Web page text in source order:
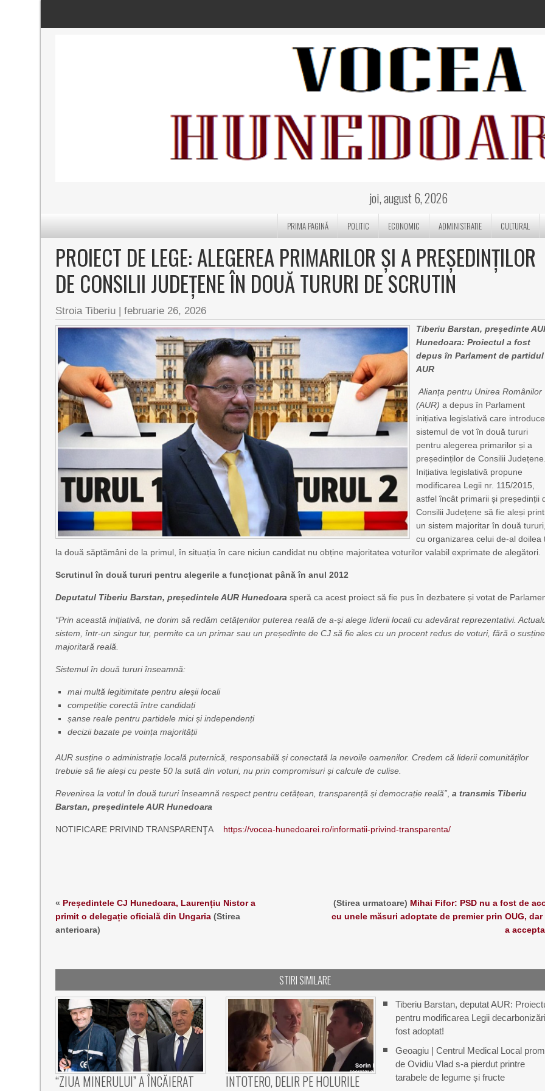
joi, august 6, 2026
PRIMA PAGINĂ POLITIC ECONOMIC ADMINISTRATIE CULTURAL
PROIECT DE LEGE: ALEGEREA PRIMARILOR ȘI A PREȘEDINȚILOR
DE CONSILII JUDEȚENE ÎN DOUĂ TURURI DE SCRUTIN
Stroia Tiberiu |februarie 26, 2026
Tiberiu Barstan, președinte
Hunedoara: Proiectul a fost
depus în Parlament de partidul
AUR
Alianța pentru Unirea Românilor
(AUR) a depus în Parlament
inițiativa legislativă care introduce
sistemul de vot în două tururi
pentru alegerea primarilor și a
președinților de Consilii Județene.
Inițiativa legislativă propune
modificarea Legii nr. 115/2015,
astfel încât primarii și președinții
Consilii Județene să fie aleși
un sistem majoritar în două tururi,
cu organizarea celui de-al doilea
la două săptămâni de la primul, în situația în care niciun candidat nu obține majoritatea voturilor valabil exprimate de alegători.
Scrutinul în două tururi pentru alegerile a funcționat până în anul 2012
Deputatul Tiberiu Barstan, președintele AUR Hunedoara speră ca acest proiect să fie pus în dezbatere și votat de
“Prin această inițiativă, ne dorim să redăm cetățenilor puterea reală de a-și alege liderii locali cu adevărat reprezentativi.
sistem, într-un singur tur, permite ca un primar sau un președinte de CJ să fie ales cu un procent redus de voturi, fără o
majoritară reală.
Sistemul în două tururi înseamnă:
mai multă legitimitate pentru aleșii locali
competiție corectă între candidați
șanse reale pentru partidele mici și independenți
decizii bazate pe voința majorității
AUR susține o administrație locală puternică, responsabilă și conectată la nevoile oamenilor. Credem că liderii comunităților
trebuie să fie aleși cu peste 50 la sută din voturi, nu prin compromisuri și calcule de culise.
Revenirea la votul în două tururi înseamnă respect pentru cetățean, transparență și democrație reală” ,a transmis Tiberiu
Barstan, președintele AUR Hunedoara
NOTIFICARE PRIVIND TRANSPARENŢA https://vocea-hunedoarei.ro/informatii-privind-transparenta/
« Președintele CJ Hunedoara, Laurențiu Nistor a
primit o delegație oficială din Ungaria (Stirea
anterioara)
(Stirea urmatoare) Mihai Fifor: PSD nu a fost de
cu unele măsuri adoptate de premier prin OUG, dar
a
STIRI SIMILARE
“ZIUA MINERULUI” A ÎNCĂIERAT
INTOTERO, DELIR PE HOLURILE
Tiberiu Barstan, deputat AUR:
pentru modificarea Legii
fost adoptat!
Geoagiu | Centrul Medical Local
de Ovidiu Vlad s-a pierdut printre
tarabele de legume și fructe